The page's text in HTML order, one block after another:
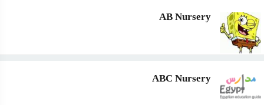
AB Nursery
ABC Nursery